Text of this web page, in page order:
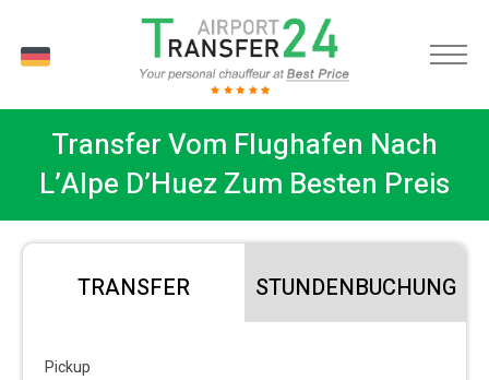
Transfer Vom Flughafen Nach
L’Alpe D’Huez Zum Besten Preis
TRANSFER STUNDENBUCHUNG
Pickup